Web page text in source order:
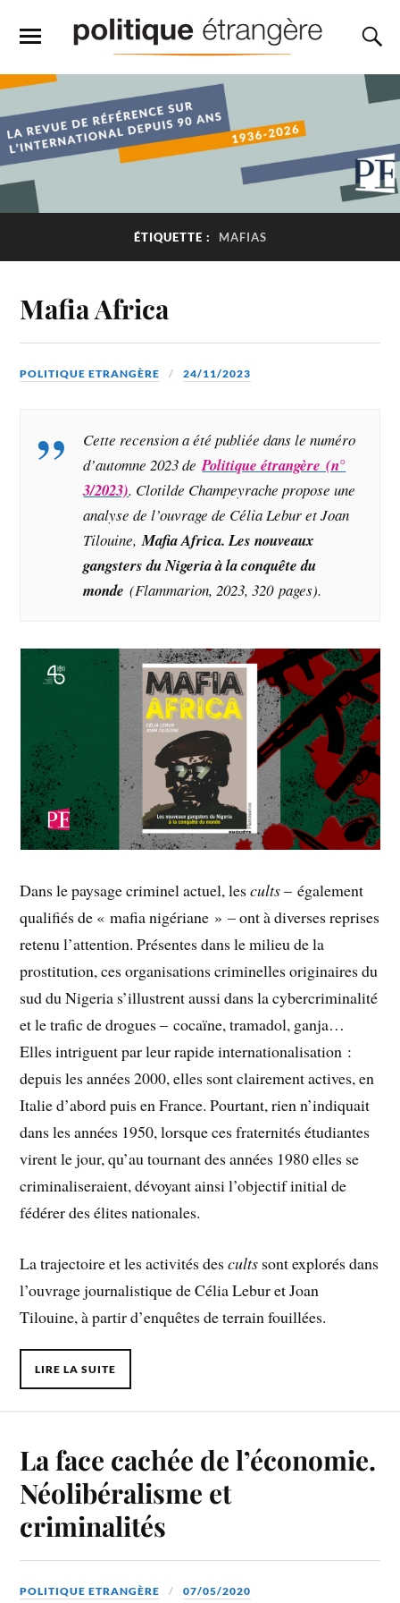
ÉTIQUETTE : MAFIAS
Mafia Africa
POLITIQUE ETRANGÈRE 24/11/2023
Cette recension a été publiée dans le numéro
d’automne 2023 dePolitique étrangère (n°
3/2023). Clotilde Champeyrache propose une
analyse de l’ouvrage de Célia Lebur et Joan
Tilouine,Mafia Africa. Les nouveaux
gangsters du Nigeria à la conquête du
monde (Flammarion, 2023, 320 pages).
Dans le paysage criminel actuel, lescults– également
qualifiés de « mafia nigériane » – ont à diverses reprises
retenu l’attention. Présentes dans le milieu de la
prostitution, ces organisations criminelles originaires du
sud du Nigeria s’illustrent aussi dans la cybercriminalité
et le trafic de drogues – cocaïne, tramadol, ganja…
Elles intriguent par leur rapide internationalisation :
depuis les années 2000, elles sont clairement actives, en
Italie d’abord puis en France. Pourtant, rien n’indiquait
dans les années 1950, lorsque ces fraternités étudiantes
virent le jour, qu’au tournant des années 1980 elles se
criminaliseraient, dévoyant ainsi l’objectif initial de
fédérer des élites nationales.
La trajectoire et les activités descults sont explorés dans
l’ouvrage journalistique de Célia Lebur et Joan
Tilouine, à partir d’enquêtes de terrain fouillées.
LIRE LA SUITE
La face cachée de l’économie.
Néolibéralisme et
criminalités
POLITIQUE ETRANGÈRE 07/05/2020